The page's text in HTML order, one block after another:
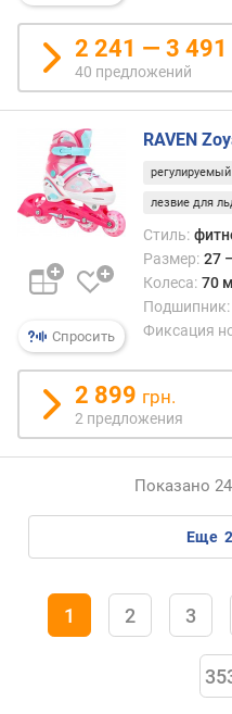
2 241 — 3 491
40 предложений
Спросить
RAVEN
регулируемый
лезвие для
Стиль:
Размер: 27
Колеса: 70
Подшипник:
Фиксация
2 899 грн.
2 предложения
Показано
еще
1 2 3